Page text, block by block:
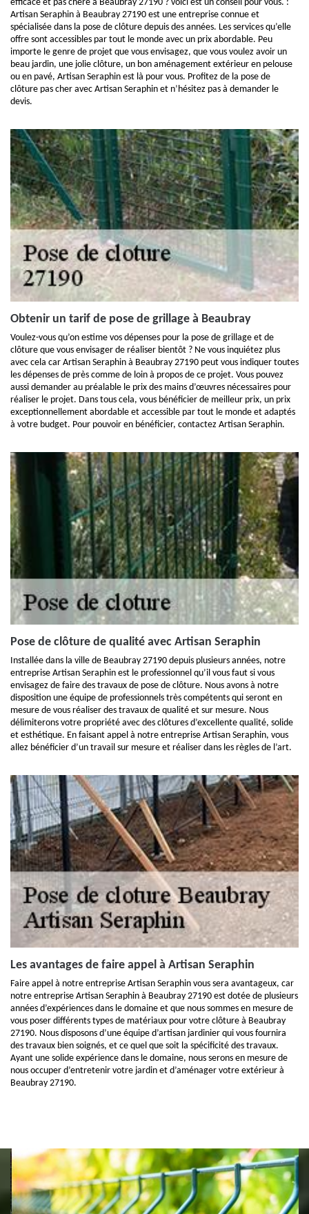
efficace et pas chère à Beaubray 27190 ? voici est un conseil pour vous. :
Artisan Seraphin à Beaubray 27190 est une entreprise connue et
spécialisée dans la pose de clôture depuis des années. Les services qu’elle
offre sont accessibles par tout le monde avec un prix abordable. Peu
importe le genre de projet que vous envisagez, que vous voulez avoir un
beau jardin, une jolie clôture, un bon aménagement extérieur en pelouse
ou en pavé, Artisan Seraphin est là pour vous. Profitez de la pose de
clôture pas cher avec Artisan Seraphin et n’hésitez pas à demander le
devis.
Obtenir un tarif de pose de grillage à Beaubray
Voulez-vous qu’on estime vos dépenses pour la pose de grillage et de
clôture que vous envisager de réaliser bientôt ? Ne vous inquiétez plus
avec cela car Artisan Seraphin à Beaubray 27190 peut vous indiquer toutes
les dépenses de près comme de loin à propos de ce projet. Vous pouvez
aussi demander au préalable le prix des mains d’œuvres nécessaires pour
réaliser le projet. Dans tous cela, vous bénéficier de meilleur prix, un prix
exceptionnellement abordable et accessible par tout le monde et adaptés
à votre budget. Pour pouvoir en bénéficier, contactez Artisan Seraphin.
Pose de clôture de qualité avec Artisan Seraphin
Installée dans la ville de Beaubray 27190 depuis plusieurs années, notre
entreprise Artisan Seraphin est le professionnel qu’il vous faut si vous
envisagez de faire des travaux de pose de clôture. Nous avons à notre
disposition une équipe de professionnels très compétents qui seront en
mesure de vous réaliser des travaux de qualité et sur mesure. Nous
délimiterons votre propriété avec des clôtures d’excellente qualité, solide
et esthétique. En faisant appel à notre entreprise Artisan Seraphin, vous
allez bénéficier d’un travail sur mesure et réaliser dans les règles de l’art.
Les avantages de faire appel à Artisan Seraphin
Faire appel à notre entreprise Artisan Seraphin vous sera avantageux, car
notre entreprise Artisan Seraphin à Beaubray 27190 est dotée de plusieurs
années d’expériences dans le domaine et que nous sommes en mesure de
vous poser différents types de matériaux pour votre clôture à Beaubray
27190. Nous disposons d’une équipe d’artisan jardinier qui vous fournira
des travaux bien soignés, et ce quel que soit la spécificité des travaux.
Ayant une solide expérience dans le domaine, nous serons en mesure de
nous occuper d’entretenir votre jardin et d’aménager votre extérieur à
Beaubray 27190.